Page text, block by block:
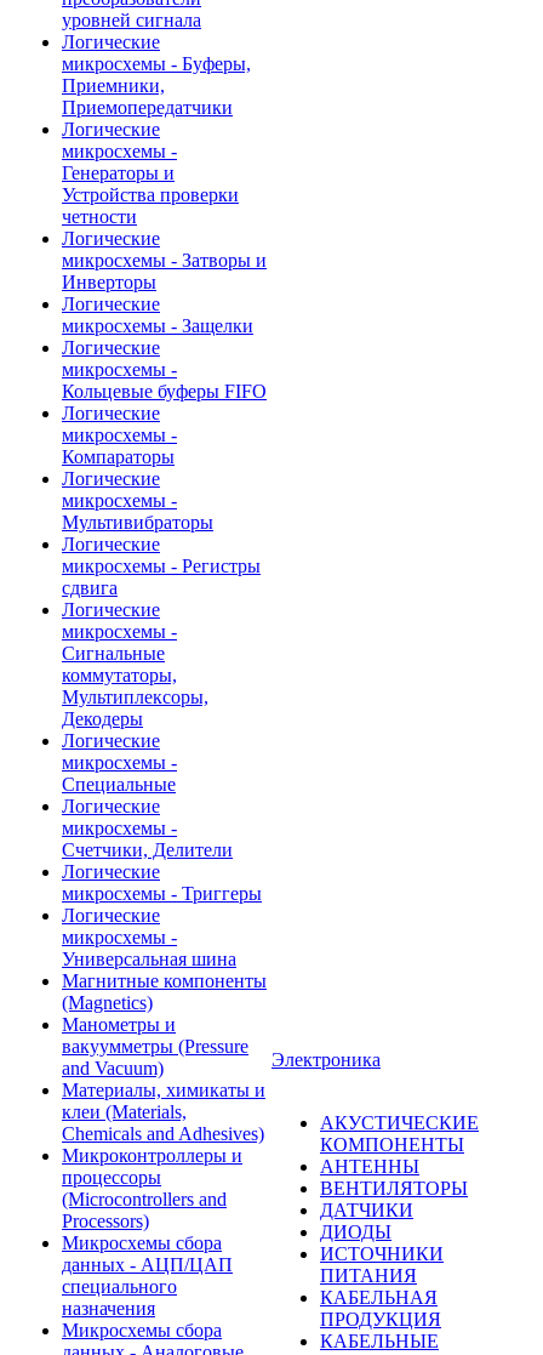
уровней сигнала
Логические
микросхемы - Буферы,
Приемники,
Приемопередатчики
Логические
микросхемы -
Генераторы и
Устройства проверки
четности
Логические
микросхемы - Затворы и
Инверторы
Логические
микросхемы - Защелки
Логические
микросхемы -
Кольцевые буферы FIFO
Логические
микросхемы -
Компараторы
Логические
микросхемы -
Мультивибраторы
Логические
микросхемы - Регистры
сдвига
Логические
микросхемы -
Сигнальные
коммутаторы,
Мультиплексоры,
Декодеры
Логические
микросхемы -
Специальные
Логические
микросхемы -
Счетчики, Делители
Логические
микросхемы - Триггеры
Логические
микросхемы -
Универсальная шина
Магнитные компоненты
(Magnetics)
Манометры и
вакуумметры (Pressure
and Vacuum)
Материалы, химикаты и
клеи (Materials,
Chemicals and Adhesives)
Микроконтроллеры и
процессоры
(Microcontrollers and
Processors)
Микросхемы сбора
данных - АЦП/ЦАП
специального
назначения
Микросхемы сбора
Электроника
АКУСТИЧЕСКИЕ
КОМПОНЕНТЫ
АНТЕННЫ
ВЕНТИЛЯТОРЫ
ДАТЧИКИ
ДИОДЫ
ИСТОЧНИКИ
ПИТАНИЯ
КАБЕЛЬНАЯ
ПРОДУКЦИЯ
КАБЕЛЬНЫЕ